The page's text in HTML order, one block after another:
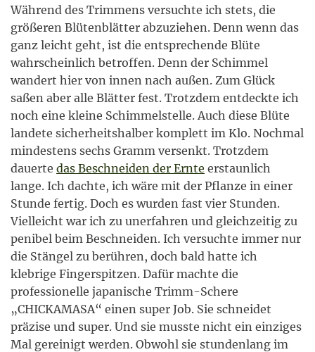
Während des Trimmens versuchte ich stets, die
größeren Blütenblätter abzuziehen. Denn wenn das
ganz leicht geht, ist die entsprechende Blüte
wahrscheinlich betroffen. Denn der Schimmel
wandert hier von innen nach außen. Zum Glück
saßen aber alle Blätter fest. Trotzdem entdeckte ich
noch eine kleine Schimmelstelle. Auch diese Blüte
landete sicherheitshalber komplett im Klo. Nochmal
mindestens sechs Gramm versenkt. Trotzdem
dauerte das Beschneiden der Ernte erstaunlich
lange. Ich dachte, ich wäre mit der Pflanze in einer
Stunde fertig. Doch es wurden fast vier Stunden.
Vielleicht war ich zu unerfahren und gleichzeitig zu
penibel beim Beschneiden. Ich versuchte immer nur
die Stängel zu berühren, doch bald hatte ich
klebrige Fingerspitzen. Dafür machte die
professionelle japanische Trimm-Schere
„CHICKAMASA“ einen super Job. Sie schneidet
präzise und super. Und sie musste nicht ein einziges
Mal gereinigt werden. Obwohl sie stundenlang im